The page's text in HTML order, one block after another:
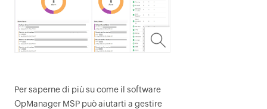
Per saperne di più su come il software
OpManager MSP può aiutarti a gestire